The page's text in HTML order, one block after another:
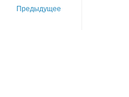
Предыдущее